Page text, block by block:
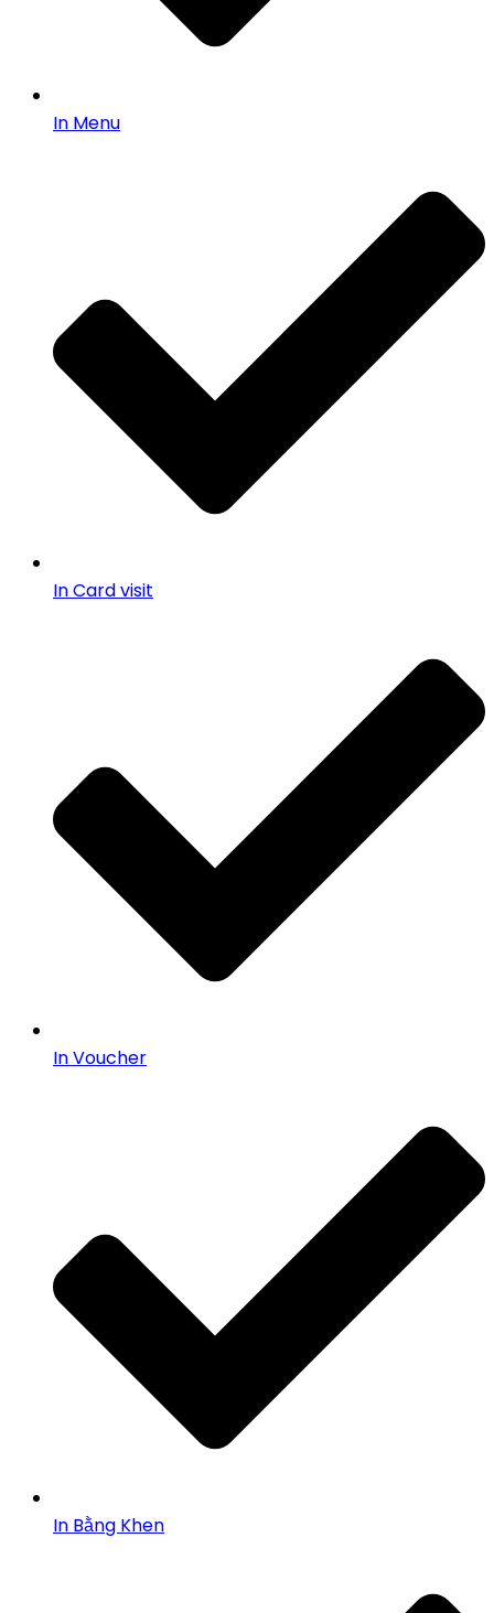
In Menu
In Card visit
In Voucher
In Bằng Khen